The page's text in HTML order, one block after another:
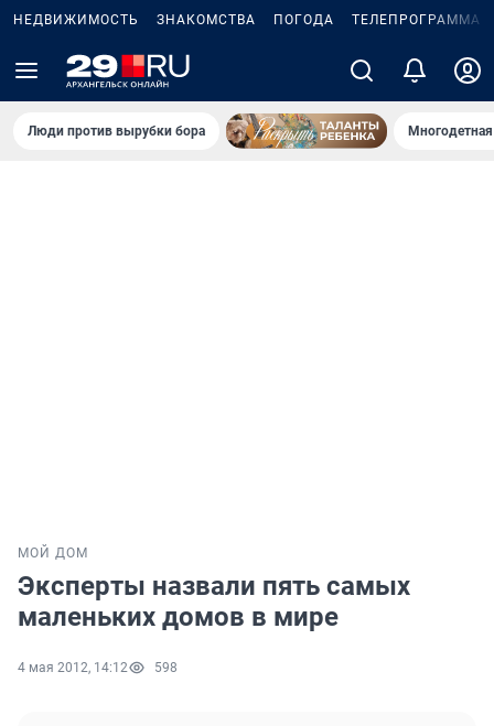
НЕДВИЖИМОСТЬ ЗНАКОМСТВА ПОГОДА ТЕЛЕПРОГРАММА
Люди против вырубки бора
МОЙ ДОМ
Эксперты назвали пять самых
маленьких домов в мире
4 мая 2012, 14:12 598